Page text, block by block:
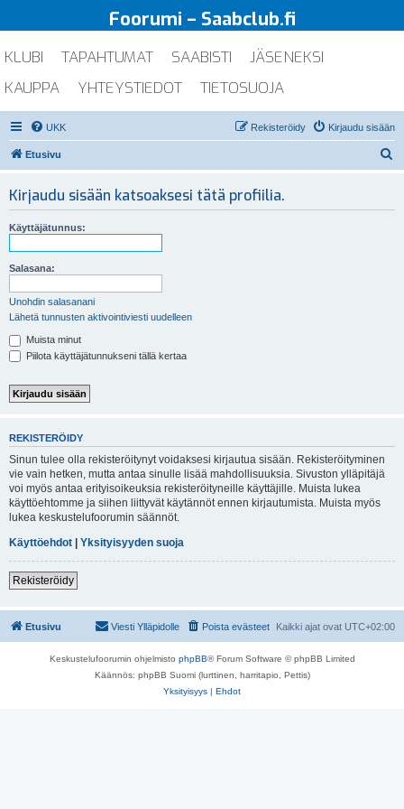
Foorumi – Saabclub.fi
KLUBI TAPAHTUMAT SAABISTI
JÄSENEKSI
KAUPPA
YHTEYSTIEDOT TIETOSUOJA
UKK Kirjaudu sisään
Rekisteröidy
Etusivu
Kirjaudu sisään katsoaksesi tätä profiilia.
Käyttäjätunnus:
Salasana:
Unohdin salasanani
Lähetä tunnusten aktivointiviesti uudelleen
Muista minut
Piilota käyttäjätunnukseni tällä kertaa
REKISTERÖIDY
Sinun tulee olla rekisteröitynyt voidaksesi kirjautua sisään. Rekisteröityminen
vie vain hetken, mutta antaa sinulle lisää mahdollisuuksia. Sivuston ylläpitäjä
voi myös antaa erityisoikeuksia rekisteröityneille käyttäjille. Muista lukea
käyttöehtomme ja siihen liittyvät käytännöt ennen kirjautumista. Muista myös
lukea keskustelufoorumin säännöt.
Käyttöehdot | Yksityisyyden suoja
Rekisteröidy
Etusivu Kaikki ajat ovat UTC+02:00
Poista evästeet
Viesti Ylläpidolle
Keskustelufoorumin ohjelmisto phpBB® Forum Software © phpBB Limited
Käännös: phpBB Suomi (lurttinen, harritapio, Pettis)
Yksityisyys | Ehdot